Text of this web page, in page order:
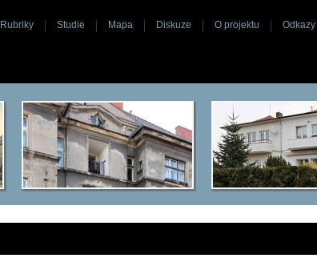
Rubriky Studie Mapa Diskuze O projektu Odkazy